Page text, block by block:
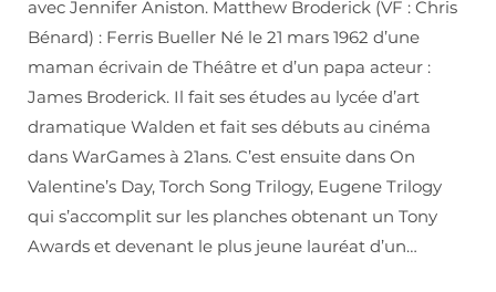
avec Jennifer Aniston. Matthew Broderick (VF : Chris
Bénard) : Ferris Bueller Né le 21 mars 1962 d’une
maman écrivain de Théâtre et d’un papa acteur :
James Broderick. Il fait ses études au lycée d’art
dramatique Walden et fait ses débuts au cinéma
dans WarGames à 21ans. C’est ensuite dans On
Valentine’s Day, Torch Song Trilogy, Eugene Trilogy
qui s’accomplit sur les planches obtenant un Tony
Awards et devenant le plus jeune lauréat d’un…